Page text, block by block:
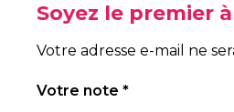
Soyez le premier
Votre adresse e-mail ne
Votre note *